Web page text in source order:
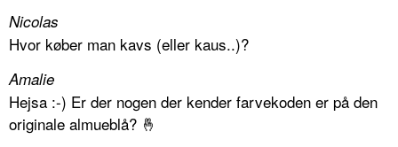
Nicolas
Hvor køber man kavs (eller kaus..)?
Amalie
Hejsa :-) Er der nogen der kender farvekoden er på den
originale almueblå? 🤞